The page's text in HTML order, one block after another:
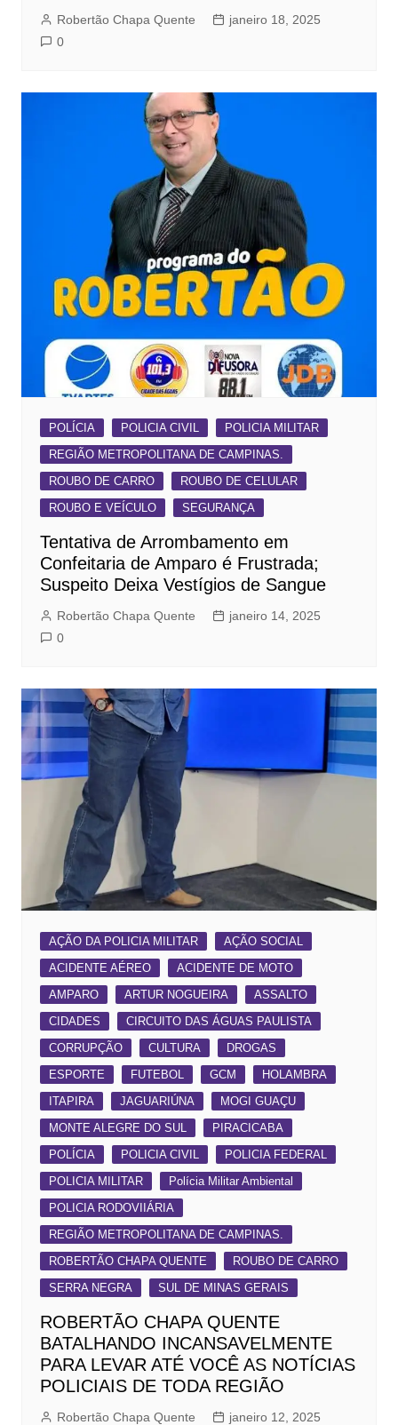
Robertão Chapa Quente
janeiro 18, 2025
0
POLÍCIA POLICIA CIVIL
POLICIA MILITAR
REGIÃO METROPOLITANA DE CAMPINAS.
ROUBO DE CARRO
ROUBO DE CELULAR
ROUBO E VEÍCULO
SEGURANÇA
Tentativa de Arrombamento em
Confeitaria de Amparo é Frustrada;
Suspeito Deixa Vestígios de Sangue
Robertão Chapa Quente
janeiro 14, 2025
0
AÇÃO DA POLICIA MILITAR
AÇÃO SOCIAL
ACIDENTE AÉREO
ACIDENTE DE MOTO
AMPARO
ARTUR NOGUEIRA
ASSALTO
CIDADES
CIRCUITO DAS ÁGUAS PAULISTA
CORRUPÇÃO
CULTURA
DROGAS
ESPORTE
FUTEBOL GCM
HOLAMBRA
ITAPIRA
JAGUARIÚNA
MOGI GUAÇU
MONTE ALEGRE DO SUL
PIRACICABA
POLÍCIA
POLICIA CIVIL
POLICIA FEDERAL
POLICIA MILITAR
Polícia Militar Ambiental
POLICIA RODOVIIÁRIA
REGIÃO METROPOLITANA DE CAMPINAS.
ROBERTÃO CHAPA QUENTE
ROUBO DE CARRO
SERRA NEGRA
SUL DE MINAS GERAIS
ROBERTÃO CHAPA QUENTE
BATALHANDO INCANSAVELMENTE
PARA LEVAR ATÉ VOCÊ AS NOTÍCIAS
POLICIAIS DE TODA REGIÃO
Robertão Chapa Quente
janeiro 12, 2025